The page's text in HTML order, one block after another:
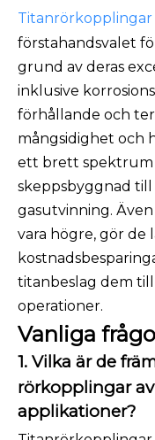
Titanrörkopplingar
förstahandsvalet
grund av deras
inklusive
förhållande och
mångsidighet och
ett brett spektrum
skeppsbyggnad
gasutvinning.
vara högre, gör de
titanbeslag dem
operationer.
Vanliga
1. Vilka är de
rörkopplingar
applikationer?